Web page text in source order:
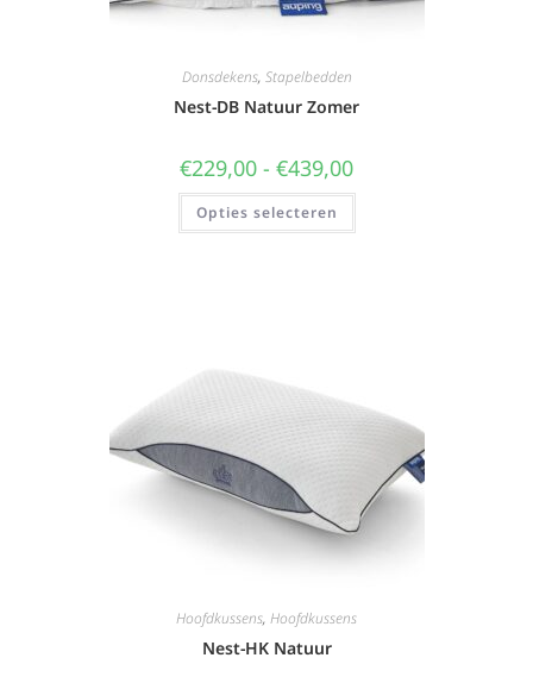
Donsdekens, Stapelbedden
Nest-DB Natuur Zomer
€229,00 - €439,00
Opties selecteren
Hoofdkussens, Hoofdkussens
Nest-HK Natuur